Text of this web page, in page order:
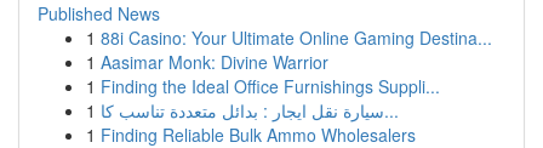
Published News
1 88i Casino: Your Ultimate Online Gaming Destina...
1 Aasimar Monk: Divine Warrior
1 Finding the Ideal Office Furnishings Suppli...
1
سيارة نقل ايجار : بدائل متعددة تناسب كا...
1 Finding Reliable Bulk Ammo Wholesalers